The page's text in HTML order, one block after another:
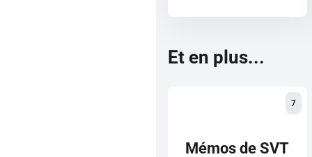
Mémos de SVT
7
Et en plus...